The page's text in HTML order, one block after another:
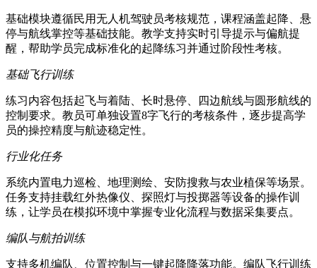
基础模块遵循民用无人机驾驶员考核规范，课程涵盖起降、悬
停与航线掌控等基础技能。教学支持实时引导提示与偏航提
醒，帮助学员完成标准化的起降练习并通过阶段性考核。
基础飞行训练
练习内容包括起飞与着陆、长时悬停、四边航线与圆形航线的
控制要求。教员可单独设置8字飞行的考核条件，逐步提高学
员的操控精度与航迹稳定性。
行业化任务
系统内置电力巡检、地理测绘、安防搜救与农业植保等场景。
任务支持挂载红外热像仪、探照灯与投掷器等设备的操作训
练，让学员在模拟环境中掌握专业化流程与数据采集要点。
编队与航拍训练
支持多机编队、位置控制与一键起降降落功能。编队飞行训练